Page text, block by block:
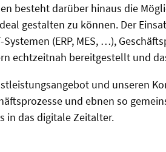
besteht darüber hinaus die
gestalten zu können. Der
(ERP, MES, …),
echtzeitnah bereitgestellt und
und unseren
und ebnen so
in das digitale Zeitalter.